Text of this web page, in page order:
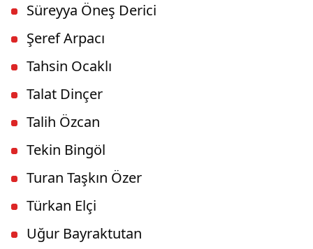
Süreyya Öneş Derici
Şeref Arpacı
Tahsin Ocaklı
Talat Dinçer
Talih Özcan
Tekin Bingöl
Turan Taşkın Özer
Türkan Elçi
Uğur Bayraktutan